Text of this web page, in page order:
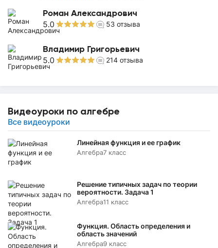
Роман Александрович
5.0 53 отзыва
Владимир Григорьевич
5.0 214 отзыва
Видеоуроки по алгебре
Все видеоуроки
Линейная функция и ее график
Алгебра7 класс
Решение типичных задач по теории
вероятности. Задача 1
Алгебра11 класс
Функция. Область определения и
область значений
Алгебра9 класс